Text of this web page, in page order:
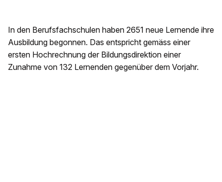
In den Berufsfachschulen haben 2651 neue Lernende ihre
Ausbildung begonnen. Das entspricht gemäss einer
ersten Hochrechnung der Bildungsdirektion einer
Zunahme von 132 Lernenden gegenüber dem Vorjahr.